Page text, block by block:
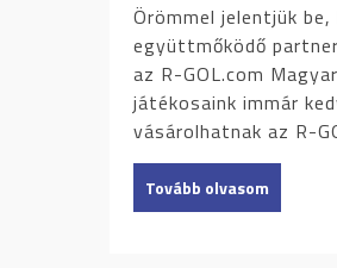
Örömmel jelentjük
együttmőködő
az R-GOL.com
játékosaink immár
vásárolhatnak az R-
Tovább olvasom